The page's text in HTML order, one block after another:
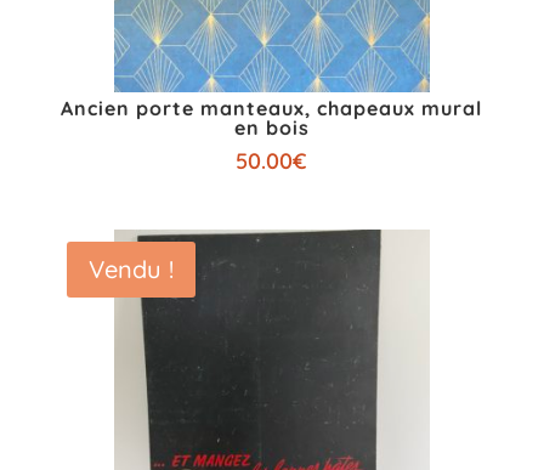
Ancien porte manteaux, chapeaux mural
en bois
50.00€
Vendu !